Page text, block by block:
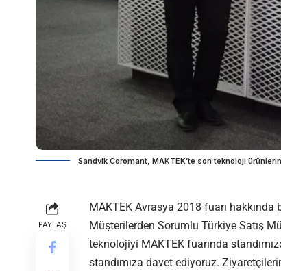
Sandvik Coromant, MAKTEK’te son teknoloji
PAYLAŞ
MAKTEK Avrasya 2018 fuarı
Müşterilerden Sorumlu Türkiye Satış
teknolojiyi MAKTEK fuarında
standımıza davet ediyoruz.